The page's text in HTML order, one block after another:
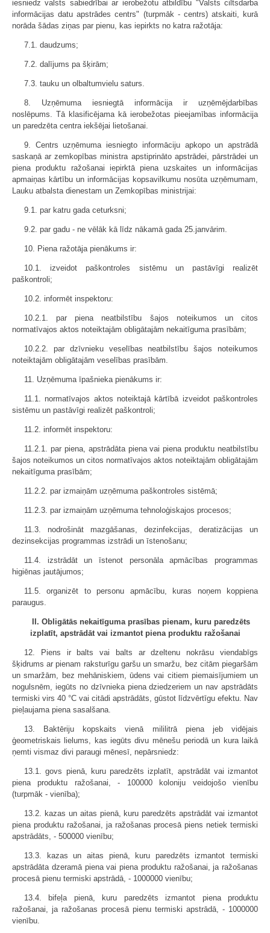
iesniedz valsts sabiedrībai ar ierobežotu atbildību "Valsts ciltsdarba
informācijas datu apstrādes centrs" (turpmāk - centrs) atskaiti, kurā
norāda šādas ziņas par pienu, kas iepirkts no katra ražotāja:
7.1. daudzums;
7.2. dalījums pa šķirām;
7.3. tauku un olbaltumvielu saturs.
8. Uzņēmuma iesniegtā informācija ir uzņēmējdarbības
noslēpums. Tā klasificējama kā ierobežotas pieejamības informācija
un paredzēta centra iekšējai lietošanai.
9. Centrs uzņēmuma iesniegto informāciju apkopo un apstrādā
saskaņā ar zemkopības ministra apstiprināto apstrādei, pārstrādei un
piena produktu ražošanai iepirktā piena uzskaites un informācijas
apmaiņas kārtību un informācijas kopsavilkumu nosūta uzņēmumam,
Lauku atbalsta dienestam un Zemkopības ministrijai:
9.1. par katru gada ceturksni;
9.2. par gadu - ne vēlāk kā līdz nākamā gada 25.janvārim.
10. Piena ražotāja pienākums ir:
10.1. izveidot paškontroles sistēmu un pastāvīgi realizēt
paškontroli;
10.2. informēt inspektoru:
10.2.1. par piena neatbilstību šajos noteikumos un citos
normatīvajos aktos noteiktajām obligātajām nekaitīguma prasībām;
10.2.2. par dzīvnieku veselības neatbilstību šajos noteikumos
noteiktajām obligātajām veselības prasībām.
11. Uzņēmuma īpašnieka pienākums ir:
11.1. normatīvajos aktos noteiktajā kārtībā izveidot paškontroles
sistēmu un pastāvīgi realizēt paškontroli;
11.2. informēt inspektoru:
11.2.1. par piena, apstrādāta piena vai piena produktu neatbilstību
šajos noteikumos un citos normatīvajos aktos noteiktajām obligātajām
nekaitīguma prasībām;
11.2.2. par izmaiņām uzņēmuma paškontroles sistēmā;
11.2.3. par izmaiņām uzņēmuma tehnoloģiskajos procesos;
11.3. nodrošināt mazgāšanas, dezinfekcijas, deratizācijas un
dezinsekcijas programmas izstrādi un īstenošanu;
11.4. izstrādāt un īstenot personāla apmācības programmas
higiēnas jautājumos;
11.5. organizēt to personu apmācību, kuras noņem koppiena
paraugus.
II. Obligātās nekaitīguma prasības pienam, kuru paredzēts
izplatīt, apstrādāt vai izmantot piena produktu ražošanai
12. Piens ir balts vai balts ar dzeltenu nokrāsu viendabīgs
šķidrums ar pienam raksturīgu garšu un smaržu, bez citām piegaršām
un smaržām, bez mehāniskiem, ūdens vai citiem piemaisījumiem un
nogulsnēm, iegūts no dzīvnieka piena dziedzeriem un nav apstrādāts
termiski virs 40 °C vai citādi apstrādāts, gūstot līdzvērtīgu efektu. Nav
pieļaujama piena sasalšana.
13. Baktēriju kopskaits vienā mililitrā piena jeb vidējais
ģeometriskais lielums, kas iegūts divu mēnešu periodā un kura laikā
ņemti vismaz divi paraugi mēnesī, nepārsniedz:
13.1. govs pienā, kuru paredzēts izplatīt, apstrādāt vai izmantot
piena produktu ražošanai, - 100000 koloniju veidojošo vienību
(turpmāk - vienība);
13.2. kazas un aitas pienā, kuru paredzēts apstrādāt vai izmantot
piena produktu ražošanai, ja ražošanas procesā piens netiek termiski
apstrādāts, - 500000 vienību;
13.3. kazas un aitas pienā, kuru paredzēts izmantot termiski
apstrādāta dzeramā piena vai piena produktu ražošanai, ja ražošanas
procesā pienu termiski apstrādā, - 1000000 vienību;
13.4. bifeļa pienā, kuru paredzēts izmantot piena produktu
ražošanai, ja ražošanas procesā pienu termiski apstrādā, - 1000000
vienību.